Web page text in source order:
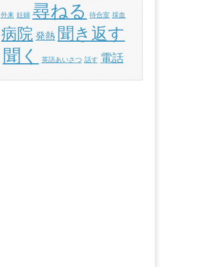
外来 妊婦 尋ねる 待合室 採血
病院 発熱 聞き返す
聞く 英語あいさつ 話す 電話